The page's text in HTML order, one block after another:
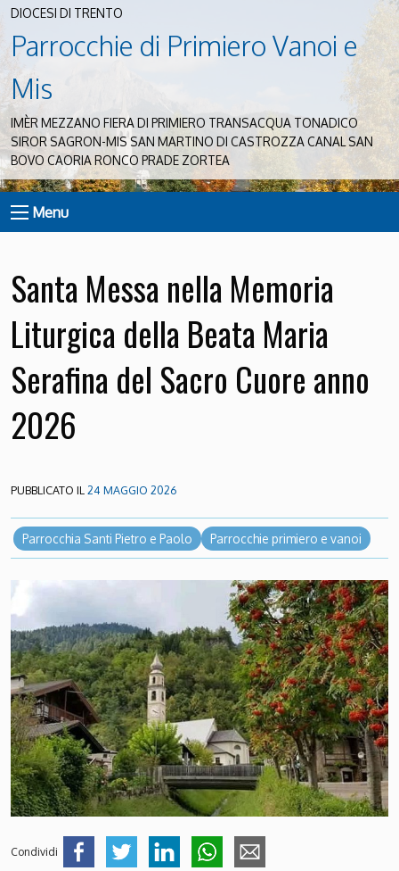
DIOCESI DI TRENTO
Parrocchie di Primiero Vanoi e
Mis
IMÈR MEZZANO FIERA DI PRIMIERO TRANSACQUA TONADICO
SIROR SAGRON-MIS SAN MARTINO DI CASTROZZA CANAL SAN
BOVO CAORIA RONCO PRADE ZORTEA
Menu
Santa Messa nella Memoria
Liturgica della Beata Maria
Serafina del Sacro Cuore anno
2026
PUBBLICATO IL24 MAGGIO 2026
Parrocchia Santi Pietro e Paolo Parrocchie primiero e vanoi
Condividi